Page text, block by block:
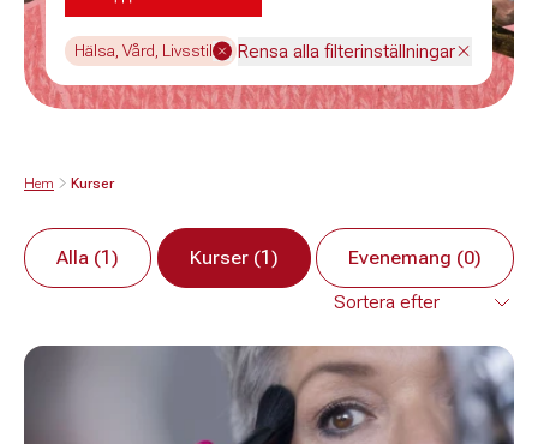
Hälsa, Vård, Livsstil Rensa alla filterinställningar
Hem Kurser
Alla (1) Kurser (1) Evenemang (0)